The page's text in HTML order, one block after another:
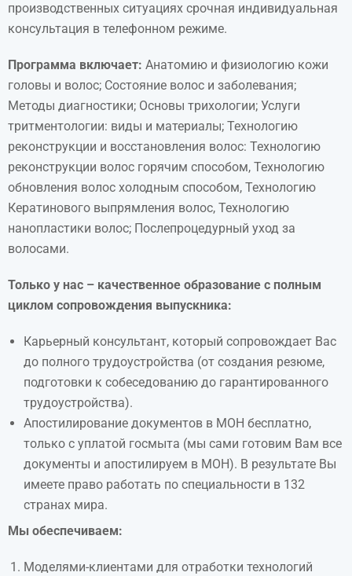
производственных ситуациях срочная индивидуальная
консультация в телефонном режиме.
Программа включает: Анатомию и физиологию кожи
головы и волос; Состояние волос и заболевания;
Методы диагностики; Основы трихологии; Услуги
тритментологии: виды и материалы; Технологию
реконструкции и восстановления волос: Технологию
реконструкции волос горячим способом, Технологию
обновления волос холодным способом, Технологию
Кератинового выпрямления волос, Технологию
нанопластики волос; Послепроцедурный уход за
волосами.
Только у нас – качественное образование с полным
циклом сопровождения выпускника:
Карьерный консультант, который сопровождает Вас
до полного трудоустройства (от создания резюме,
подготовки к собеседованию до гарантированного
трудоустройства).
Апостилирование документов в МОН бесплатно,
только с уплатой госмыта (мы сами готовим Вам все
документы и апостилируем в МОН). В результате Вы
имеете право работать по специальности в 132
странах мира.
Мы обеспечиваем:
Моделями-клиентами для отработки технологий